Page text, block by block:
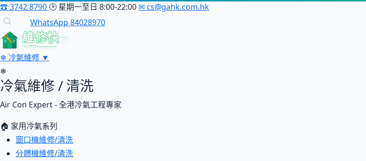
☎3742 8790 🕑 星期一至日 8:00-22:00 ✉cs@gahk.com.hk
WhatsApp 84028970
維修快
❄ 冷氣維修 ▼
❄
冷氣維修 / 清洗
Air Con Expert - 全港冷氣工程專家
🏠 家用冷氣系列
窗口機維修/清洗
分體機維修/清洗